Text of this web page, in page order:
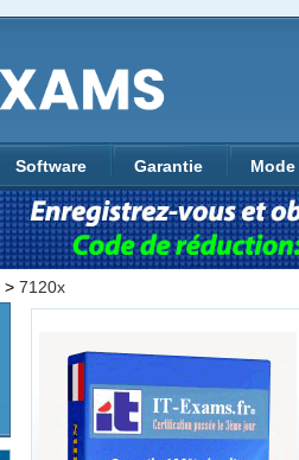
Software Garantie
> 7120x